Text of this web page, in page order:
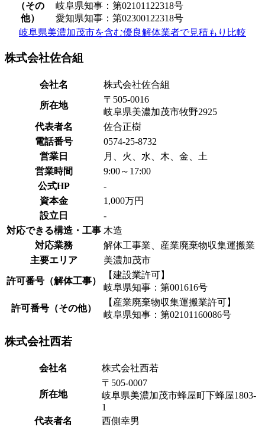
（その
他）
岐阜県知事：第02101122318号
愛知県知事：第02300122318号
岐阜県美濃加茂市を含む優良解体業者で見積もり比較
株式会社佐合組
会社名 株式会社佐合組
所在地
〒505-0016
岐阜県美濃加茂市牧野2925
代表者名
佐合正樹
電話番号
0574-25-8732
営業日
月、火、水、木、金、土
営業時間
9:00～17:00
公式HP
-
資本金
1,000万円
設立日
-
対応できる構造・工事 木造
対応業務
解体工事業、産業廃棄物収集運搬業
主要エリア
美濃加茂市
許可番号（解体工事）
【建設業許可】
岐阜県知事：第001616号
許可番号（その他）
【産業廃棄物収集運搬業許可】
岐阜県知事：第02101160086号
株式会社西若
会社名 株式会社西若
所在地
〒505-0007
岐阜県美濃加茂市蜂屋町下蜂屋1803-
1
代表者名
西側幸男